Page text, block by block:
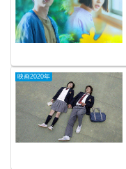
映画2020年